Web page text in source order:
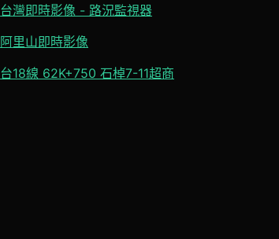
台灣即時影像 - 路況監視器
阿里山即時影像
台18線 62K+750 石棹7-11超商